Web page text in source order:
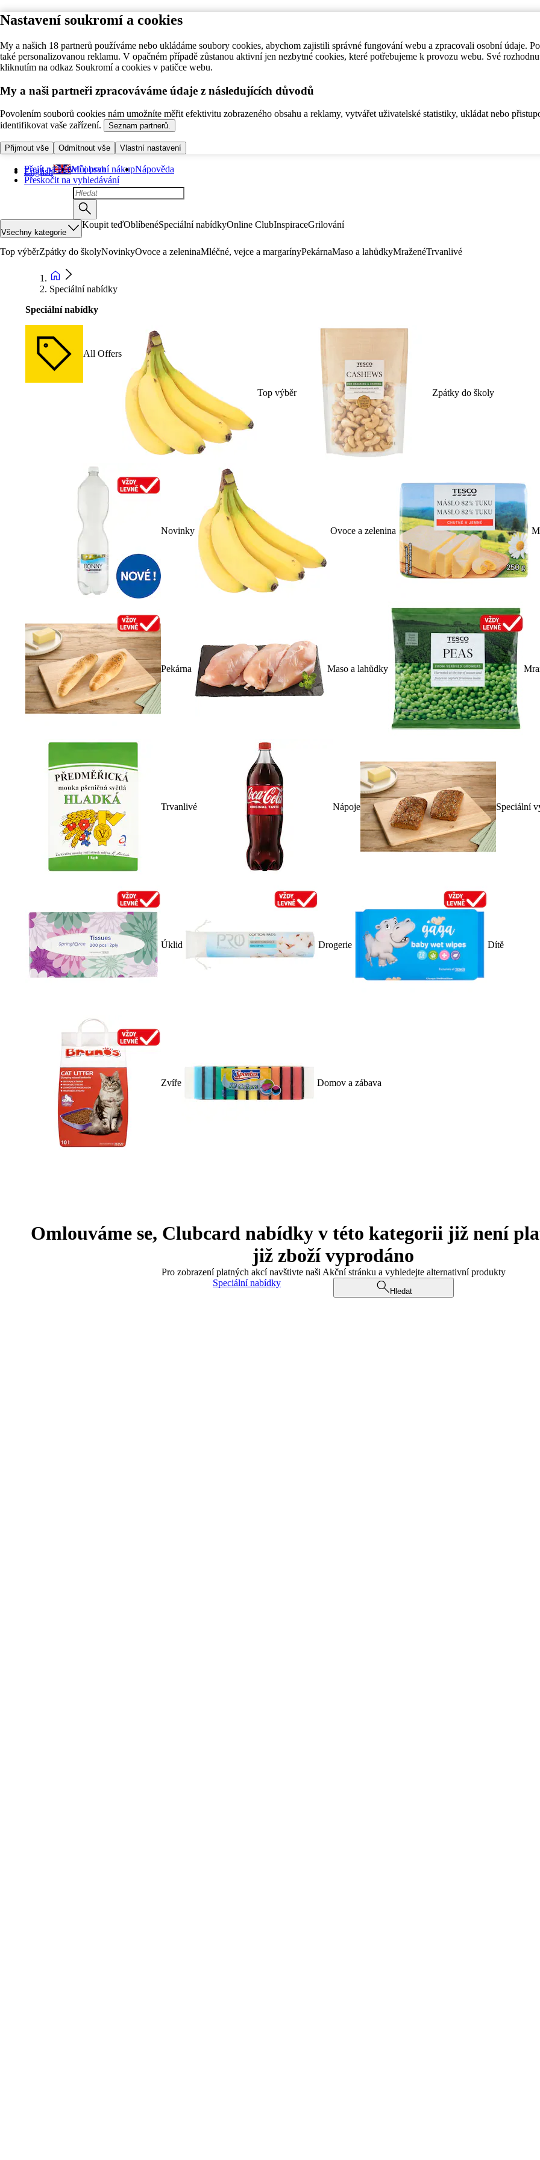
Nastavení soukromí a cookies
My a našich 18 partnerů používáme nebo ukládáme soubory cookies, abychom zajistili správné fungování webu a zpracovali osobní údaje.
také personalizovanou reklamu. V opačném případě zůstanou aktivní jen nezbytné cookies, které potřebujeme k provozu webu. Své
kliknutím na odkaz Soukromí a cookies v patičce webu.
My a naši partneři zpracováváme údaje z následujících důvodů
Povolením souborů cookies nám umožníte měřit efektivitu zobrazeného obsahu a reklamy, vytvářet uživatelské statistiky, ukládat nebo
identifikovat vaše zařízení.
Seznam partnerů.
Přijmout vše Odmítnout vše Vlastní nastavení
Přejít na hlavní obsah
Přeskočit na vyhledávání
English Můj první nákupNápověda
Všechny kategorie
Koupit teďOblíbenéSpeciální nabídkyOnline ClubInspiraceGrilování
Top výběrZpátky do školyNovinkyOvoce a zeleninaMléčné, vejce a margarínyPekárnaMaso a lahůdkyMraženéTrvanlivé
Speciální nabídky
Speciální nabídky
All Offers
Top výběr Zpátky do školy
Novinky Ovoce a zelenina
Pekárna Maso a lahůdky
Trvanlivé Nápoje Speciální
Úklid Drogerie Dítě
Zvíře Domov a zábava
Omlouváme se, Clubcard nabídky v této kategorii již není
již zboží vyprodáno
Pro zobrazení platných akcí navštivte naši Akční stránku a vyhledejte alternativní produkty
Speciální nabídky
Hledat